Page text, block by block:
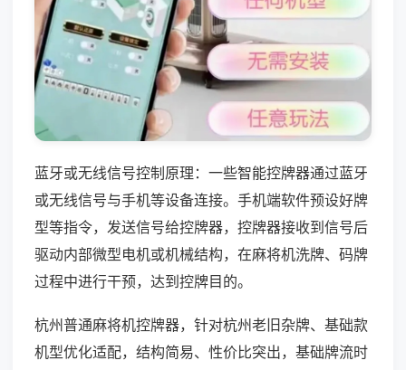
蓝牙或无线信号控制原理：一些智能控牌器通过蓝牙
或无线信号与手机等设备连接。手机端软件预设好牌
型等指令，发送信号给控牌器，控牌器接收到信号后
驱动内部微型电机或机械结构，在麻将机洗牌、码牌
过程中进行干预，达到控牌目的。
杭州普通麻将机控牌器，针对杭州老旧杂牌、基础款
机型优化适配，结构简易、性价比突出，基础牌流时